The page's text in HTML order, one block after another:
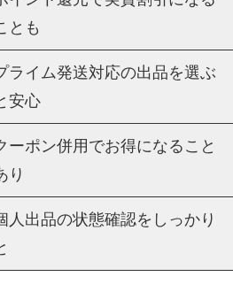
とも
ライム発送対応の出品を選ぶ
安心
ーポン併用でお得になること
り
人出品の状態確認をしっかり